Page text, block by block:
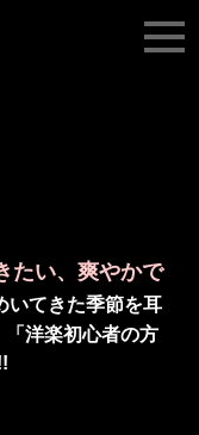
たい、爽やかで
いてきた季節を耳
洋楽初心者の方